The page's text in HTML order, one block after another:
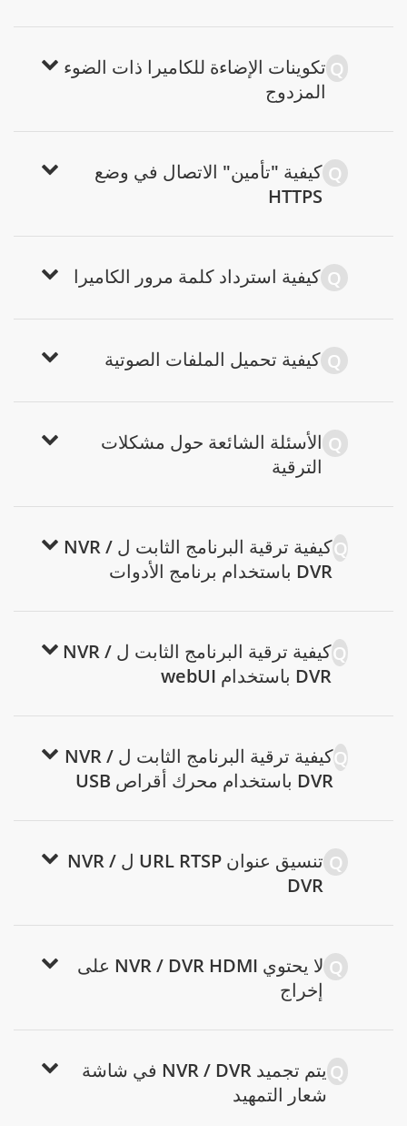
Q تكوينات الإضاءة للكاميرا ذات الضوء
المزدوج
Q كيفية "تأمين" الاتصال في وضع
HTTPS
Q كيفية استرداد كلمة مرور الكاميرا
Q كيفية تحميل الملفات الصوتية
Q الأسئلة الشائعة حول مشكلات
الترقية
Q
كيفية ترقية البرنامج الثابت ل NVR /
DVR باستخدام برنامج الأدوات
Q
كيفية ترقية البرنامج الثابت ل NVR /
DVR باستخدام webUI
Q
كيفية ترقية البرنامج الثابت ل NVR /
DVR باستخدام محرك أقراص USB
Q
تنسيق عنوان URL RTSP ل NVR /
DVR
Q
لا يحتوي NVR / DVR HDMI على
إخراج
Q
يتم تجميد NVR / DVR في شاشة
شعار التمهيد